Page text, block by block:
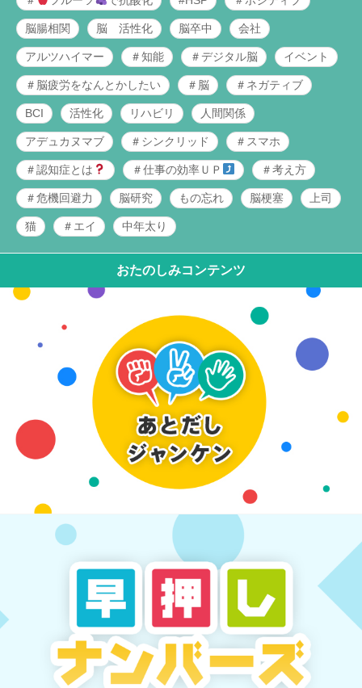
脳腸相関 脳 活性化 脳卒中 会社
アルツハイマー ＃知能 ＃デジタル脳 イベント
＃脳疲労をなんとかしたい ＃脳 ＃ネガティブ
BCI 活性化 リハビリ 人間関係
アデュカヌマブ ＃シンクリッド ＃スマホ
＃認知症とは ＃仕事の効率ＵＰ ＃考え方
＃危機回避力 脳研究 もの忘れ 脳梗塞 上司
猫 ＃エイ 中年太り
おたのしみコンテンツ